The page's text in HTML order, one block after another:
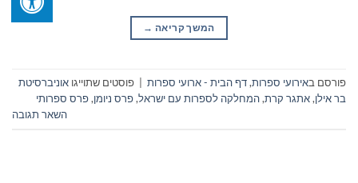
המשך קריאה →
פורסם באירועי ספרות,דף הבית - ארועי ספרות פוסטים שתוייגו אוניברסיטת
בר אילן,אתגר קרת,המחלקה לספרות עם ישראל,פרס ניומן,פרס ספרותי
השאר תגובה